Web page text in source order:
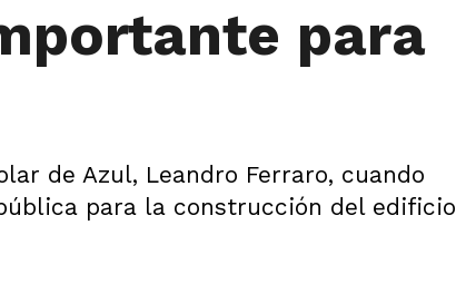
para
de Azul, Leandro Ferraro, cuando
para la construcción del edificio